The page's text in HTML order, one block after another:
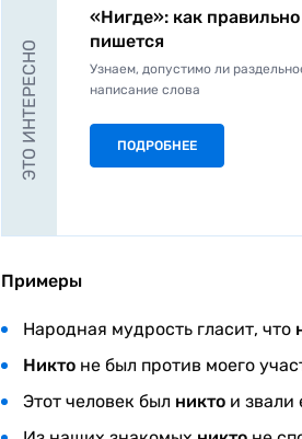
ЭТО ИНТЕРЕСНО
«Нигде»: как правильно
пишется
Узнаем, допустимо ли
написание слова
ПОДРОБНЕЕ
Примеры
Народная мудрость гласит, что
Никтоне был против моего
Этот человек был никто и звали